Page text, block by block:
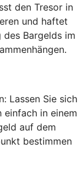
den Tresor in
und haftet
Bargelds im
Lassen Sie sich
einfach in einem
auf dem
bestimmen